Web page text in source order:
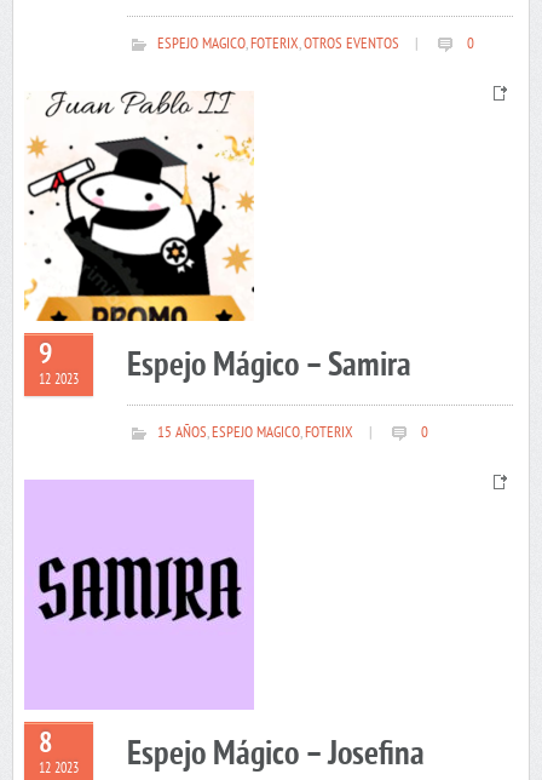
ESPEJO MAGICO,FOTERIX,OTROS EVENTOS 0
9
12 2023 Espejo Mágico – Samira
15 AÑOS,ESPEJO MAGICO,FOTERIX 0
8
12 2023 Espejo Mágico – Josefina